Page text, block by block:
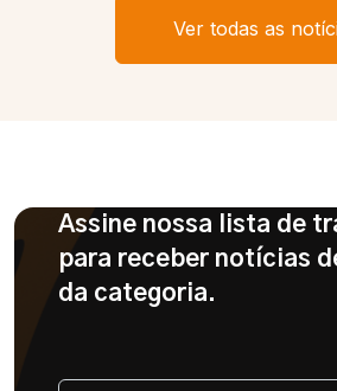
Ver todas as
Assine nossa lista de
para receber notícias
da categoria.